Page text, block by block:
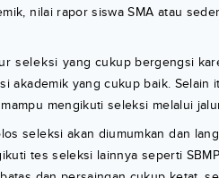
nilai rapor siswa SMA atau
seleksi yang cukup bergengsi
akademik yang cukup baik. Selain
mengikuti seleksi melalui
seleksi akan diumumkan dan
tes seleksi lainnya seperti